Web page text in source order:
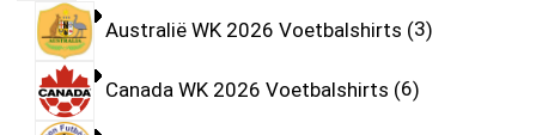
Australië WK 2026 Voetbalshirts 3
Canada WK 2026 Voetbalshirts 6